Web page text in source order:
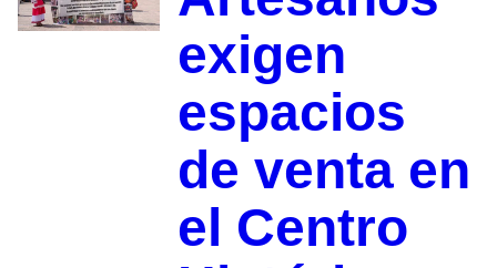
exigen
espacios
de venta en
el Centro